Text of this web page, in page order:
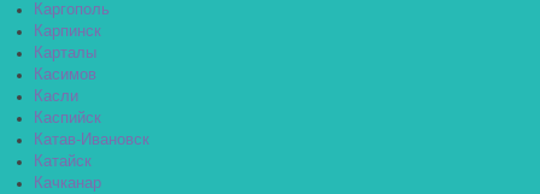
Каргополь
Карпинск
Карталы
Касимов
Касли
Каспийск
Катав-Ивановск
Катайск
Качканар